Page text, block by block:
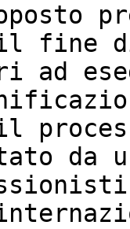
il fine
ad
da